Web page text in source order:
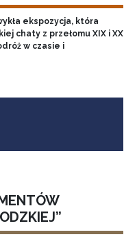
ekspozycja, która
chaty z przełomu XIX i XX
w czasie i